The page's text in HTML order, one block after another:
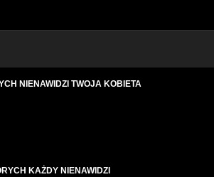
NIENAWIDZI TWOJA KOBIETA
KAŻDY NIENAWIDZI